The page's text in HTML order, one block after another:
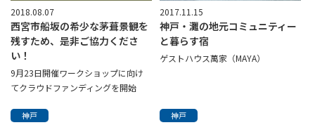
2018.08.07
西宮市船坂の希少な茅葺景観を
残すため、是非ご協力くださ
い！
9月23日開催ワークショップに向け
てクラウドファンディングを開始
2017.11.15
神戸・灘の地元コミュニティー
と暮らす宿
ゲストハウス萬家（MAYA）
神戸 神戸